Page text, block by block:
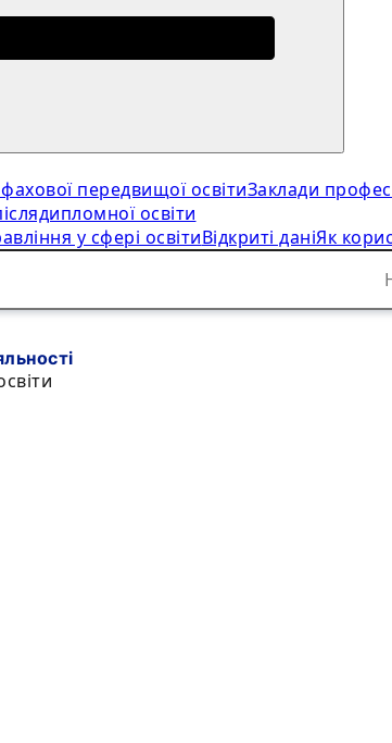
передвищої освітиЗаклади
освіти
у сфері освітиВідкриті даніЯк